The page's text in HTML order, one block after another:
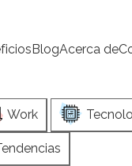
BlogAcerca de
Work